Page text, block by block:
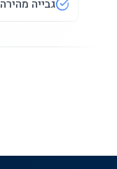
גבייה מהירה